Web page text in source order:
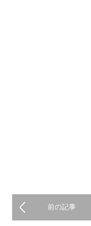
前の記事